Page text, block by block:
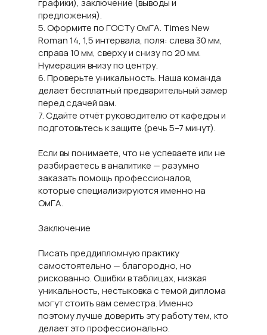
графики), заключение (выводы и
предложения).
5. Оформите по ГОСТу ОмГА. Times New
Roman 14, 1,5 интервала, поля: слева 30 мм,
справа 10 мм, сверху и снизу по 20 мм.
Нумерация внизу по центру.
6. Проверьте уникальность. Наша команда
делает бесплатный предварительный замер
перед сдачей вам.
7. Сдайте отчёт руководителю от кафедры и
подготовьтесь к защите (речь 5–7 минут).
Если вы понимаете, что не успеваете или не
разбираетесь в аналитике — разумно
заказать помощь профессионалов,
которые специализируются именно на
ОмГА.
Заключение
Писать преддипломную практику
самостоятельно — благородно, но
рискованно. Ошибки в таблицах, низкая
уникальность, нестыковка с темой диплома
могут стоить вам семестра. Именно
поэтому лучше доверить эту работу тем, кто
делает это профессионально.